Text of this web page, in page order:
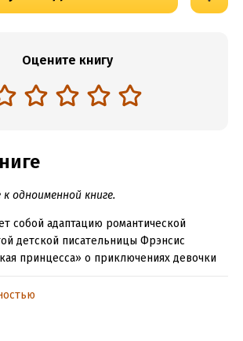
Оцените книгу
одноименной книге.
собой адаптацию романтической
детской писательницы Фрэнсис
принцесса» о приключениях девочки
которые уготовила ей судьба,